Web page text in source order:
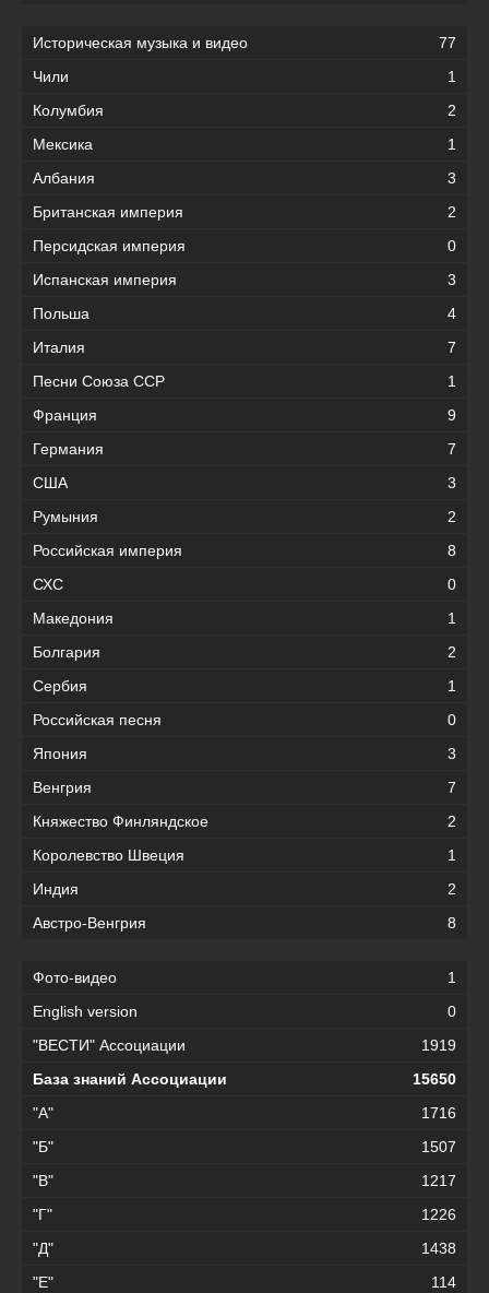
Историческая музыка и видео
77
Чили
1
Колумбия
2
Мексика
1
Албания
3
Британская империя
2
Персидская империя
0
Испанская империя
3
Польша
4
Италия
7
Песни Союза ССР
1
Франция
9
Германия
7
США
3
Румыния
2
Российская империя
8
СХС
0
Македония
1
Болгария
2
Сербия
1
Российская песня
0
Япония
3
Венгрия
7
Княжество Финляндское
2
Королевство Швеция
1
Индия
2
Австро-Венгрия
8
Фото-видео
1
English version
0
"ВЕСТИ" Ассоциации
1919
База знаний Ассоциации
15650
"А"
1716
"Б"
1507
"В"
1217
"Г"
1226
"Д"
1438
"Е"
114